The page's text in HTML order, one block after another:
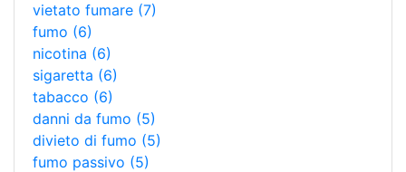
vietato fumare (7)
fumo (6)
nicotina (6)
sigaretta (6)
tabacco (6)
danni da fumo (5)
divieto di fumo (5)
fumo passivo (5)